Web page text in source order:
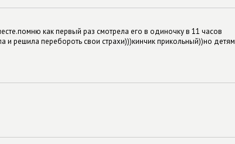
как первый раз смотрела его в одиночку в 11 часов
и решила перебороть свои страхи)))кинчик прикольный))но детям